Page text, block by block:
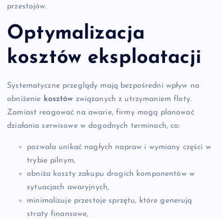
przestojów.
Optymalizacja
kosztów eksploatacji
Systematyczne przeglądy mają bezpośredni wpływ na
obniżenie kosztów związanych z utrzymaniem floty.
Zamiast reagować na awarie, firmy mogą planować
działania serwisowe w dogodnych terminach, co:
pozwala unikać nagłych napraw i wymiany części w
trybie pilnym,
obniża koszty zakupu drogich komponentów w
sytuacjach awaryjnych,
minimalizuje przestoje sprzętu, które generują
straty finansowe,